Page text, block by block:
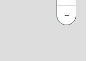
−